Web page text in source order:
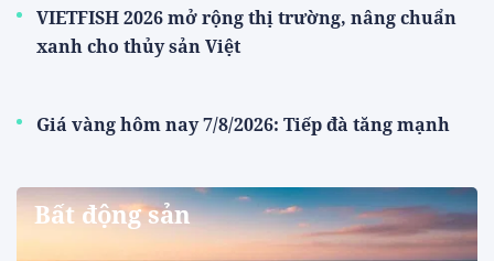
VIETFISH 2026 mở rộng thị trường, nâng chuẩn
xanh cho thủy sản Việt
Giá vàng hôm nay 7/8/2026: Tiếp đà tăng mạnh
Bất động sản